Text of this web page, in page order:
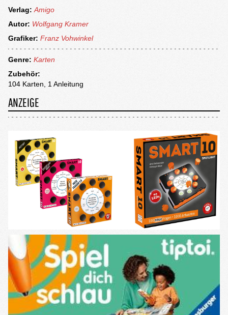
Verlag: Amigo
Autor: Wolfgang Kramer
Grafiker: Franz Vohwinkel
Genre: Karten
Zubehör:
104 Karten, 1 Anleitung
ANZEIGE